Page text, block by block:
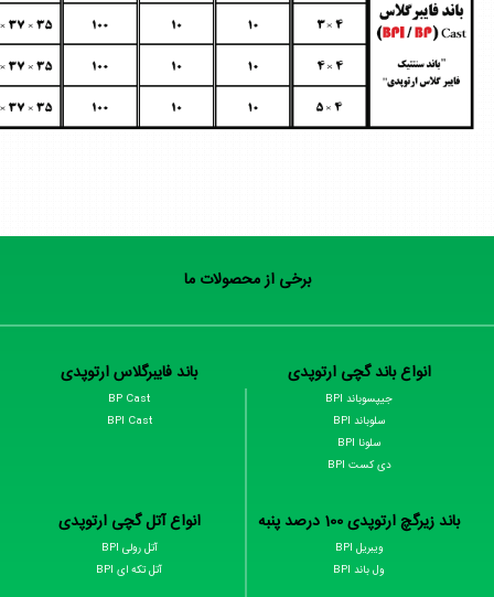
برخی از محصولات ما
انواع باند گچی ارتوپدی
جیپسوباند BPI
سلوباند BPI
سلونا BPI
دی کست BPI
باند فایبرگلاس ارتوپدی
BP Cast
BPI Cast
باند زیرگچ ارتوپدی 100 درصد پنبه
ویبریل BPI
ول باند BPI
انواع آتل گچی ارتوپدی
آتل رولی BPI
آتل تکه ای BPI